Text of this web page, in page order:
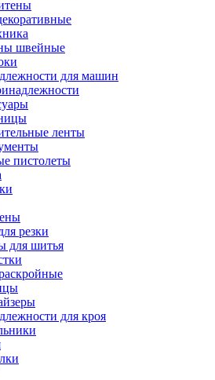
швейные
для машин
ленты
пистолеты
резки
для шитья
для кроя